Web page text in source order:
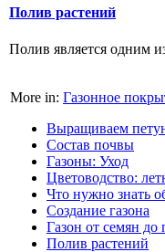
Полив растений
Полив является одним
More in: Газонное
Выращиваем
Состав почвы
Газоны: Уход
Цветоводство:
Что нужно знать
Создание газона
Газон от семян до
Полив растений